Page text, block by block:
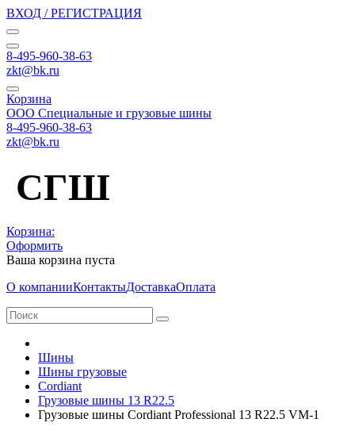
ВХОД / РЕГИСТРАЦИЯ
8-495-960-38-63
zkt@bk.ru
Корзина
ООО Специальные и грузовые шины
8-495-960-38-63
zkt@bk.ru
СГШ
Корзина:
Оформить
Ваша корзина пуста
О компанииКонтактыДоставкаОплата
Шины
Шины грузовые
Cordiant
Грузовые шины 13 R22.5
Грузовые шины Cordiant Professional 13 R22.5 VM-1